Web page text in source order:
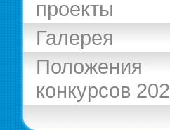
проекты
Галерея
Положения
конкурсов